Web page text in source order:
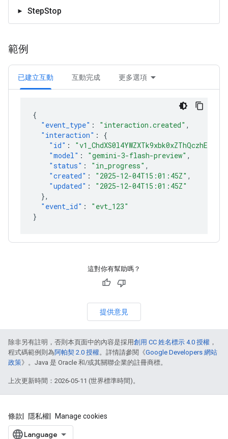
StepStop
範例
已建立互動 互動完成 更多選項
{
"event_type" : "interaction.created" ,
"interaction" :
{
"id" :
"model" : "gemini-3-flash-preview" ,
"status" : "in_progress" ,
"created" : "2025-12-04T15:01:45Z" ,
"updated" :
"2025-12-04T15:01:45Z"
},
"event_id" :
"evt_123"
}
這對你有幫助嗎？
提供意見
除非另有註明，否則本頁面中的內容是採用創用 CC 姓名標示 4.0 授權 ，
程式碼範例則為阿帕契 2.0 授權。詳情請參閱《Google Developers 網站
政策》。Java 是 Oracle 和/或其關聯企業的註冊商標。
上次更新時間：2026-05-11 (世界標準時間)。
條款 隱私權 Manage cookies